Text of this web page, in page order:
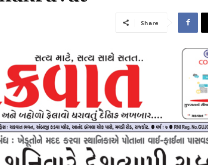
Share